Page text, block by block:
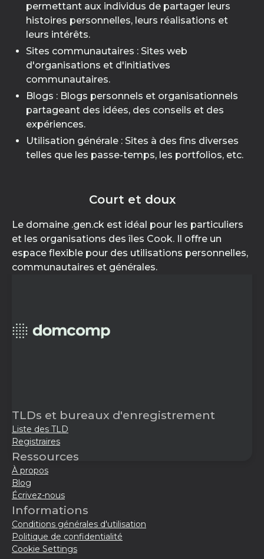
permettant aux individus de partager leurs
histoires personnelles, leurs réalisations et
leurs intérêts.
Sites communautaires : Sites web
d'organisations et d'initiatives
communautaires.
Blogs : Blogs personnels et organisationnels
partageant des idées, des conseils et des
expériences.
Utilisation générale : Sites à des fins diverses
telles que les passe-temps, les portfolios, etc.
Court et doux
Le domaine .gen.ck est idéal pour les particuliers
et les organisations des îles Cook. Il offre un
espace flexible pour des utilisations personnelles,
communautaires et générales.
TLDs et bureaux d'enregistrement
Liste des TLD
Registraires
Ressources
À propos
Blog
Écrivez-nous
Informations
Conditions générales d'utilisation
Politique de confidentialité
Cookie Settings